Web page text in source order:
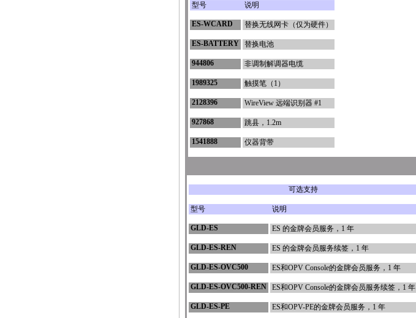
型号 说明
ES-WCARD 替换无线网卡（仅为硬件）
ES-BATTERY 替换电池
944806 非调制解调器电缆
1989325 触摸笔（1）
2128396 WireView 远端识别器 #1
927868 跳县，1.2m
1541888 仪器背带
可选支持
型号 说明
GLD-ES ES 的金牌会员服务，1 年
GLD-ES-REN ES 的金牌会员服务续签，1 年
GLD-ES-OVC500 ES和OPV Console的金牌会员服务，1 年
GLD-ES-OVC500-REN ES和OPV Console的金牌会员服务续签，1 年
GLD-ES-PE ES和OPV-PE的金牌会员服务，1 年